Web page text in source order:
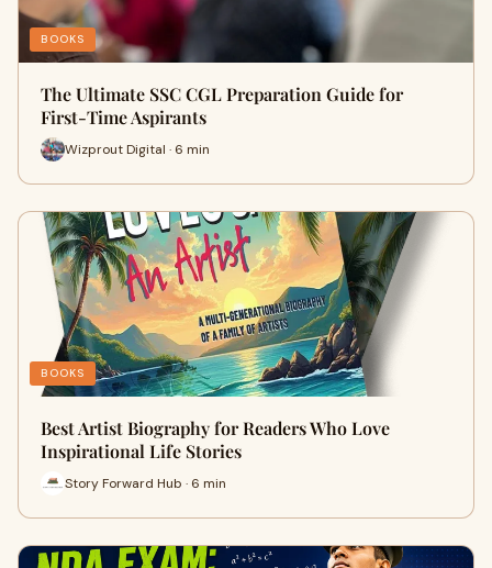
BOOKS
The Ultimate SSC CGL Preparation Guide for
First-Time Aspirants
Wizprout Digital · 6 min
BOOKS
Best Artist Biography for Readers Who Love
Inspirational Life Stories
Story Forward Hub · 6 min